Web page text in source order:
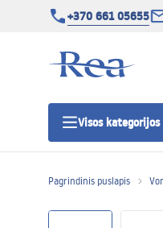
+370 661 05655
Visos kategorijos
Pagrindinis puslapis